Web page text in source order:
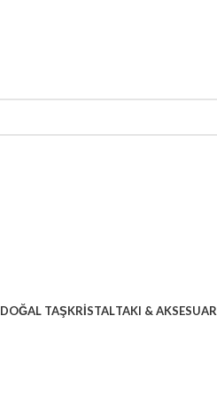
DOĞAL TAŞKRİSTALTAKI & AKSESUAR